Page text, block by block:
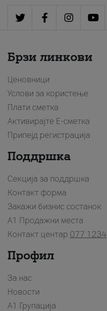
Брзи линкови
Ценовници
Услови за користење
Плати сметка
Активирајте Е-сметка
Припејд регистрација
Поддршка
Секција за поддршка
Контакт форма
Закажи бизнис состанок
A1 Продажни места
Контакт центар 077 1234
Профил
За нас
Новости
А1 Групација